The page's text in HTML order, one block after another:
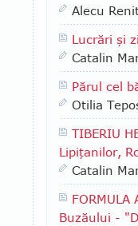
Alecu
Lucrări şi
Catalin
Părul cel
Otilia
TIBERIU
Lipiţanilor,
Catalin
FORMULA
Buzăului -